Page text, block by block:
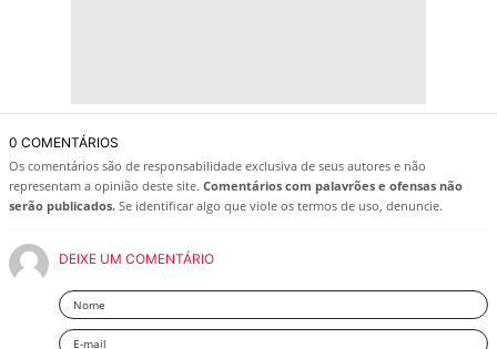
0 COMENTÁRIOS
Os comentários são de responsabilidade exclusiva de seus autores e não
representam a opinião deste site. Comentários com palavrões e ofensas não
serão publicados. Se identificar algo que viole os termos de uso, denuncie.
DEIXE UM COMENTÁRIO
Nome
Email